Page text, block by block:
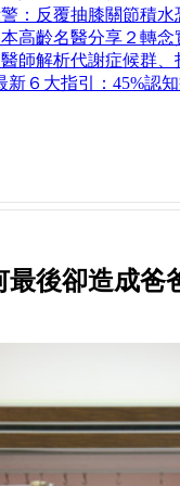
：反覆抽膝關節積
高齡名醫分享２轉
師解析代謝症候群
６大指引：45%認
後卻造成爸